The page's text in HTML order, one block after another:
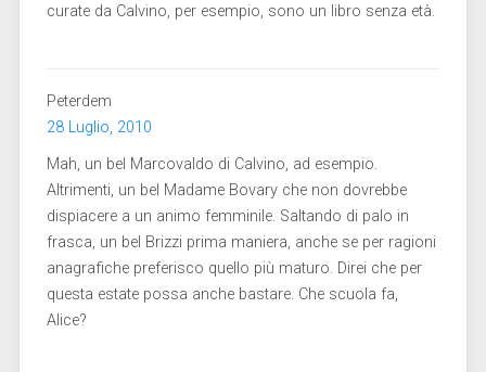
curate da Calvino, per esempio, sono un libro senza età.
Peterdem
28 Luglio, 2010
Mah, un bel Marcovaldo di Calvino, ad esempio.
Altrimenti, un bel Madame Bovary che non dovrebbe
dispiacere a un animo femminile. Saltando di palo in
frasca, un bel Brizzi prima maniera, anche se per ragioni
anagrafiche preferisco quello più maturo. Direi che per
questa estate possa anche bastare. Che scuola fa,
Alice?